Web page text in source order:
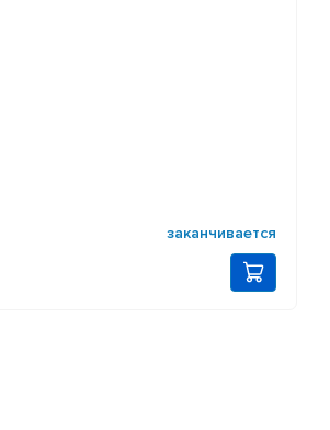
заканчивается